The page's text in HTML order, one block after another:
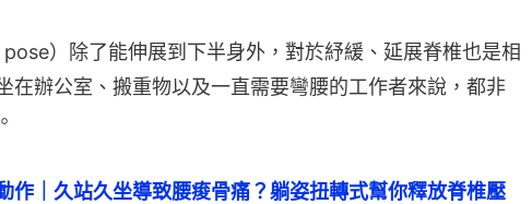
）除了能伸展到下半身外，對於紓緩、延展脊椎也是相
在辦公室、搬重物以及一直需要彎腰的工作者來說，都非
作｜久站久坐導致腰痠骨痛？躺姿扭轉式幫你釋放脊椎壓